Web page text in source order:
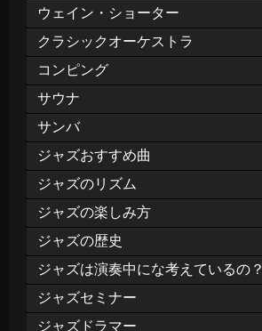
ウェイン・ショーター
クラシックオーケストラ
コンピング
サウナ
サンバ
ジャズおすすめ曲
ジャズのリズム
ジャズの楽しみ方
ジャズの歴史
ジャズは演奏中にな考えているの？
ジャズセミナー
ジャズドラマー